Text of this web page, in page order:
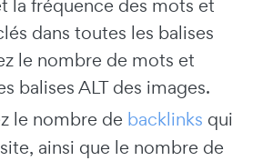
la fréquence des mots et
dans toutes les balises
le nombre de mots et
balises ALT des images.
le nombre de backlinks qui
ainsi que le nombre de